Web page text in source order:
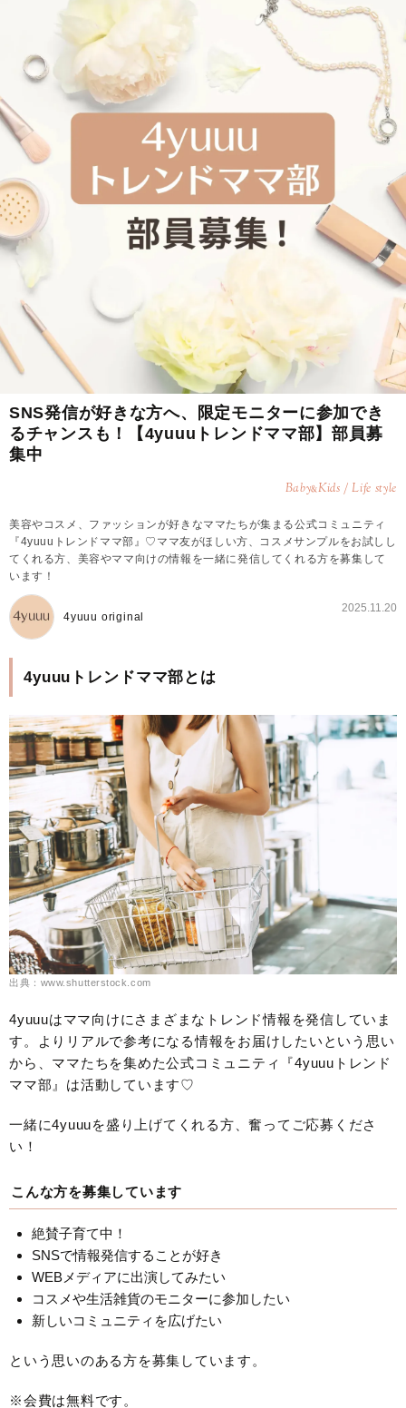
SNS発信が好きな方へ、限定モニターに参加でき
るチャンスも！【4yuuuトレンドママ部】部員募
集中
Baby&Kids / Life style
美容やコスメ、ファッションが好きなママたちが集まる公式コミュニティ
『4yuuuトレンドママ部』♡ママ友がほしい方、コスメサンプルをお試しし
てくれる方、美容やママ向けの情報を一緒に発信してくれる方を募集して
います！
4yuuu original
2025.11.20
4yuuuトレンドママ部とは
出典：www.shutterstock.com
4yuuuはママ向けにさまざまなトレンド情報を発信していま
す。よりリアルで参考になる情報をお届けしたいという思い
から、ママたちを集めた公式コミュニティ『4yuuuトレンド
ママ部』は活動しています♡
一緒に4yuuuを盛り上げてくれる方、奮ってご応募くださ
い！
こんな方を募集しています
絶賛子育て中！
SNSで情報発信することが好き
WEBメディアに出演してみたい
コスメや生活雑貨のモニターに参加したい
新しいコミュニティを広げたい
という思いのある方を募集しています。
※会費は無料です。